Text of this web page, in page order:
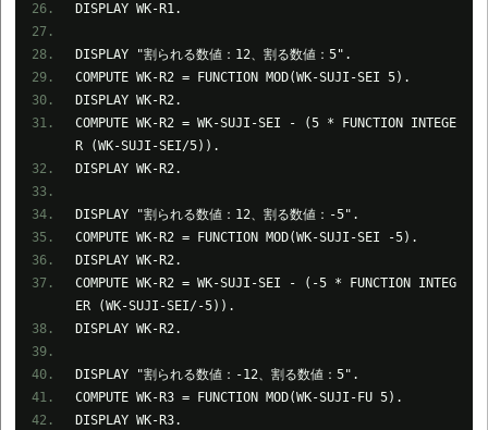
DISPLAY WK-R1.
DISPLAY "割られる数値：12、割る数値：5".
COMPUTE WK-R2 = FUNCTION MOD(WK-SUJI-SEI 5).
DISPLAY WK-R2.
COMPUTE WK-R2 = WK-SUJI-SEI - (5 * FUNCTION INTEGE
R (WK-SUJI-SEI/5)).
DISPLAY WK-R2.
DISPLAY "割られる数値：12、割る数値：-5".
COMPUTE WK-R2 = FUNCTION MOD(WK-SUJI-SEI -5).
DISPLAY WK-R2.
COMPUTE WK-R2 = WK-SUJI-SEI - (-5 * FUNCTION INTEG
ER (WK-SUJI-SEI/-5)).
DISPLAY WK-R2.
DISPLAY "割られる数値：-12、割る数値：5".
COMPUTE WK-R3 = FUNCTION MOD(WK-SUJI-FU 5).
DISPLAY WK-R3.